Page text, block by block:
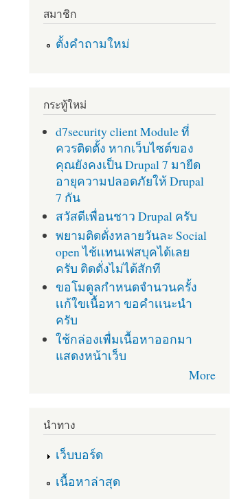
สมาชิก
ตั้งคำถามใหม่
กระทู้ใหม่
d7security client Module ที่
ควรติดตั้ง หากเว็บไซต์ของ
คุณยังคงเป็น Drupal 7 มายืด
อายุความปลอดภัยให้ Drupal
7 กัน
สวัสดีเพื่อนชาว Drupal ครับ
พยามติดตั่งหลายวันละ Social
open ไช้เเทนเฟสบุคได้เลย
ครับ ติดตั่งไม่ได้สักที
ขอโมดูลกำหนดจำนวนครั้ง
เเก้ใขเนื้อหา ขอคำเเนะนำ
ครับ
ใช้กล่องเพื่มเนื้อหาออกมา
แสดงหน้าเว็บ
More
นำทาง
เว็บบอร์ด
เนื้อหาล่าสุด